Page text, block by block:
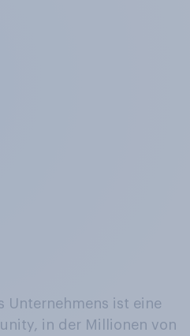
Unternehmens ist eine
in der Millionen von